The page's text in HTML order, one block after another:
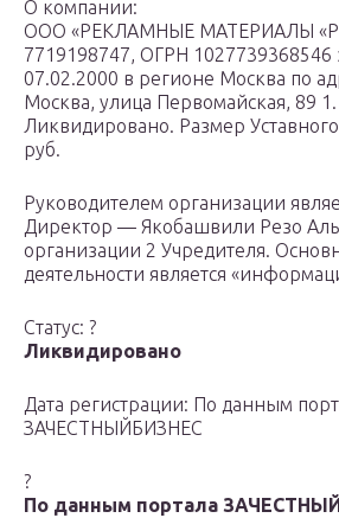
О компании:
ООО «РЕКЛАМНЫЕ МАТЕРИАЛЫ
7719198747, ОГРН 1027739368546
07.02.2000 в регионе Москва по
Москва, улица Первомайская, 89 1.
Ликвидировано. Размер
руб.
Руководителем организации
Директор — Якобашвили Резо
организации 2 Учредителя.
деятельности является
Статус: ?
Ликвидировано
Дата регистрации: По данным
ЗАЧЕСТНЫЙБИЗНЕС
?
По данным портала